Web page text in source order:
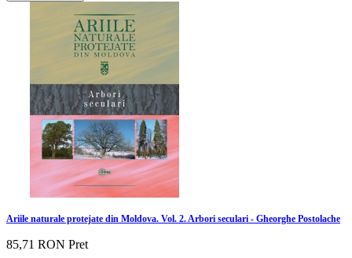
Ariile naturale protejate din Moldova. Vol. 2. Arbori seculari - Gheorghe Postolache
85,71 RON Pret